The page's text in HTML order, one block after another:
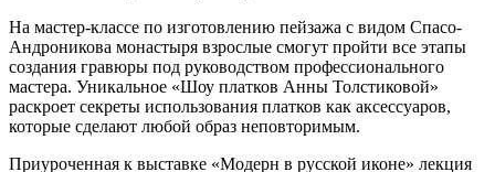
На мастер-классе по изготовлению пейзажа с видом Спасо-
Андроникова монастыря взрослые смогут пройти все этапы
создания гравюры под руководством профессионального
мастера. Уникальное «Шоу платков Анны Толстиковой»
раскроет секреты использования платков как аксессуаров,
которые сделают любой образ неповторимым.
Приуроченная к выставке «Модерн в русской иконе» лекция